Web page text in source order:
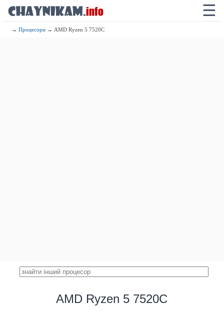
☰
→Процесори → AMD Ryzen 5 7520C
AMD Ryzen 5 7520C